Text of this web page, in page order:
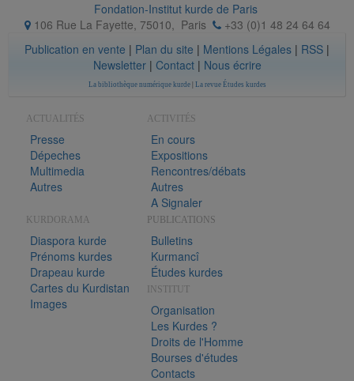
Fondation-Institut kurde de Paris
106 Rue La Fayette, 75010, Paris
+33 (0)1 48 24 64 64
Publication en vente | Plan du site | Mentions Légales | RSS |
Newsletter| Contact| Nous écrire
La bibliothèque numérique kurde| La revue Études kurdes
ACTUALITÉS
Presse
Dépeches
Multimedia
Autres
ACTIVITÉS
En cours
Expositions
Rencontres/débats
Autres
A Signaler
KURDORAMA
Diaspora kurde
Prénoms kurdes
Drapeau kurde
Cartes du Kurdistan
Images
PUBLICATIONS
Bulletins
Kurmancî
Études kurdes
INSTITUT
Organisation
Les Kurdes ?
Droits de l'Homme
Bourses d'études
Contacts